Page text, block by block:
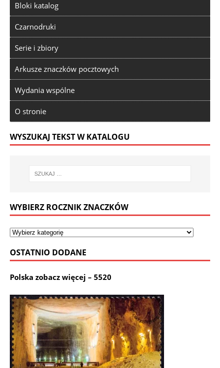
Bloki katalog
Czarnodruki
Serie i zbiory
Arkusze znaczków pocztowych
Wydania wspólne
O stronie
WYSZUKAJ TEKST W KATALOGU
WYBIERZ ROCZNIK ZNACZKÓW
OSTATNIO DODANE
Polska zobacz więcej – 5520